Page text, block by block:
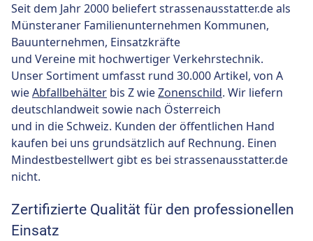
Seit dem Jahr 2000 beliefert strassenausstatter.de als
Münsteraner Familienunternehmen Kommunen,
Bauunternehmen, Einsatzkräfte
und Vereine mit hochwertiger Verkehrstechnik.
Unser Sortiment umfasst rund 30.000 Artikel, von A
wieAbfallbehälter bis Z wieZonenschild. Wir liefern
deutschlandweit sowie nach Österreich
und in die Schweiz. Kunden der öffentlichen Hand
kaufen bei uns grundsätzlich auf Rechnung. Einen
Mindestbestellwert gibt es bei strassenausstatter.de
nicht.
Zertifizierte Qualität für den professionellen
Einsatz